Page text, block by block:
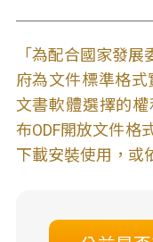
「為配合國家發
府為文件標準格
文書軟體選擇的
布ODF開放文件格
下載安裝使用，或